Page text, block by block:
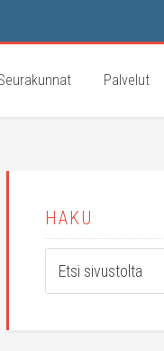
Palvelut
HAKU